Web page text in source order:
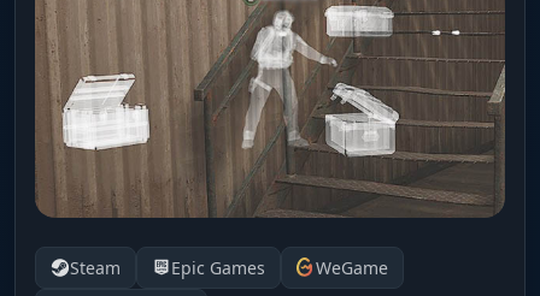
Steam Epic Games
WeGame